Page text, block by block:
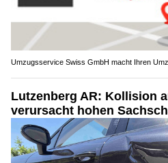
Umzugsservice Swiss GmbH macht Ihren
Lutzenberg AR: Kollision
verursacht hohen